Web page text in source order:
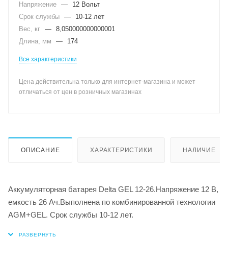
Напряжение —
12 Вольт
Срок службы —
10-12 лет
Вес, кг — 8,050000000000001
Длина, мм
— 174
Все характеристики
Цена действительна только для интернет-магазина и может
отличаться от цен в розничных магазинах
ОПИСАНИЕ ХАРАКТЕРИСТИКИ НАЛИЧИЕ
Аккумуляторная батарея Delta GEL 12-26.Напряжение 12 В,
емкость 26 Ач.Выполнена по комбинированной технологии
AGM+GEL. Срок службы 10-12 лет.